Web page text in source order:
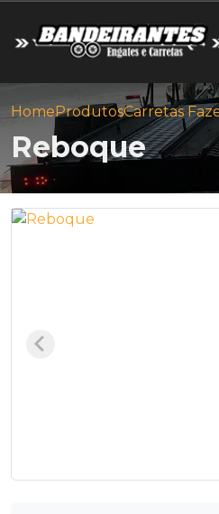
HomeProdutosCarretas
Reboque